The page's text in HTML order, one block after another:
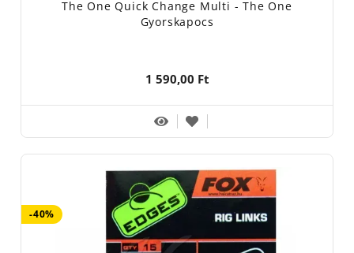
The One Quick Change Multi - The One
Gyorskapocs
1 590,00 Ft
-40%